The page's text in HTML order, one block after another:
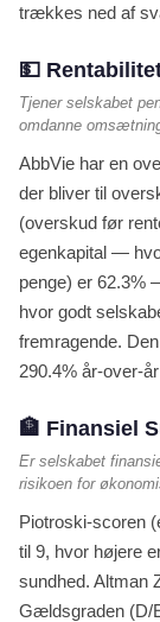
trækkes ned af
💵
Tjener selskabet
omdanne
AbbVie har en
der bliver til
(overskud før
egenkapital —
penge) er 62.3%
hvor godt
fremragende.
290.4% år-
🏦 Finansiel
Er selskabet
risikoen for
Piotroski-scoren
til 9, hvor højere
sundhed. Altman
Gældsgraden (D/